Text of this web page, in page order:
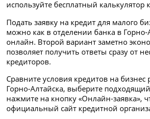
используйте бесплатный калькулятор
Подать заявку на кредит для малого
можно как в отделении банка в Горно-
онлайн. Второй вариант заметно
позволяет получить ответы сразу от
кредиторов.
Сравните условия кредитов на бизнес
Горно-Алтайска, выберите
нажмите на кнопку «Онлайн-заявка»,
официальный сайт кредитной